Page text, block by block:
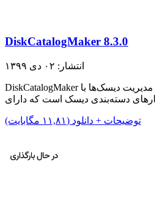
DiskCatalogMaker 8.3.0
انتشار: ۰۲ دی ۱۳۹۹
DiskCatalogMaker یک برنامه ساده جهت مدیریت دیسک‌ها با
توضیحات + دانلود (۱۱,۸۱ مگابایت)